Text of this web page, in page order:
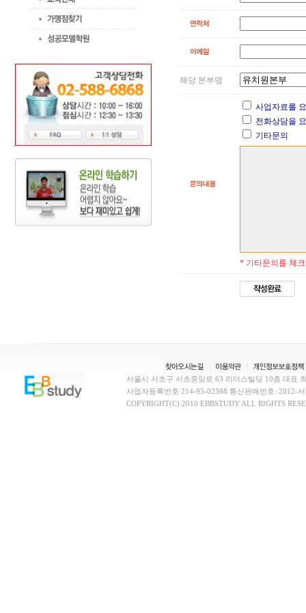
해당 본부명
사업자료를
전화상담을
기타문의
* 기타문의를 체
서울시 서초구 서초중앙로 63 리더스빌딩 10층 대표
사업자등록번호 214-95-02388 통신판매번호: 2012-
COPYRIGHT(C) 2010 EBBSTUDY ALL RIGHTS